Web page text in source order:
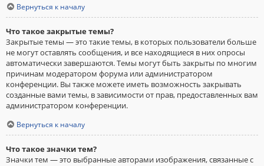
Вернуться к началу
Что такое закрытые темы?
Закрытые темы — это такие темы, в которых пользователи больше
не могут оставлять сообщения, и все находящиеся в них опросы
автоматически завершаются. Темы могут быть закрыты по многим
причинам модератором форума или администратором
конференции. Вы также можете иметь возможность закрывать
созданные вами темы, в зависимости от прав, предоставленных вам
администратором конференции.
Вернуться к началу
Что такое значки тем?
Значки тем — это выбранные авторами изображения, связанные с